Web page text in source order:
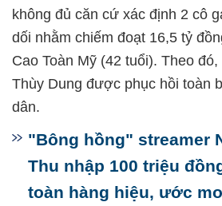
không đủ căn cứ xác định 2 cô
dối nhằm chiếm đoạt 16,5 tỷ
Cao Toàn Mỹ (42 tuổi). Theo
Thùy Dung được phục hồi toàn
dân.
"Bông hồng" streamer
Thu nhập 100 triệu
toàn hàng hiệu, ước